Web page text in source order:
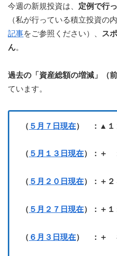
今週の新規投資は、 定例で行
（私が行っている積立投資の
記事をご参照ください）、
ス
ん。
過去の「資産総額の増減」（前
ています。
（ ５月７日現在） ：▲１
（ ５月１３日現在）：＋
（ ５月２０日現在）：＋２
（ ５月２７日現在）：＋１
（ ６月３日現在） ：＋